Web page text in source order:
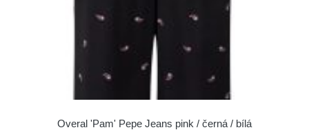
Overal 'Pam' Pepe Jeans pink / černá / bílá